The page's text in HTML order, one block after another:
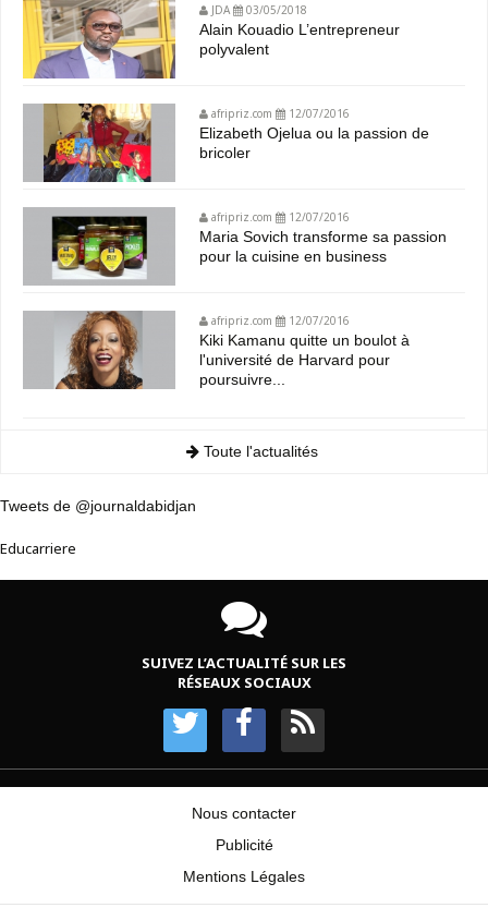
JDA 03/05/2018
Alain Kouadio L’entrepreneur
polyvalent
afripriz.com 12/07/2016
Elizabeth Ojelua ou la passion de
bricoler
afripriz.com 12/07/2016
Maria Sovich transforme sa passion
pour la cuisine en business
afripriz.com 12/07/2016
Kiki Kamanu quitte un boulot à
l'université de Harvard pour
poursuivre...
Toute l'actualités
Tweets de @journaldabidjan
Educarriere
SUIVEZ L’ACTUALITÉ SUR LES
RÉSEAUX SOCIAUX
Nous contacter
Publicité
Mentions Légales